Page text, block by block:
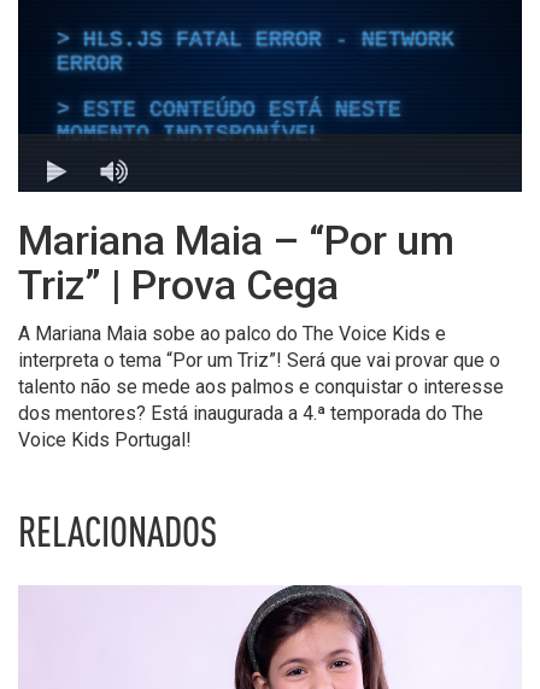
Mariana Maia – “Por um
Triz” | Prova Cega
A Mariana Maia sobe ao palco do The Voice Kids e
interpreta o tema “Por um Triz”! Será que vai provar que o
talento não se mede aos palmos e conquistar o interesse
dos mentores? Está inaugurada a 4.ª temporada do The
Voice Kids Portugal!
RELACIONADOS